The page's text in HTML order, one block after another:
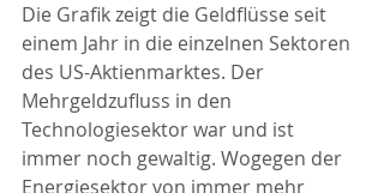
Die Grafik zeigt die Geldflüsse seit
einem Jahr in die einzelnen Sektoren
des US-Aktienmarktes. Der
Mehrgeldzufluss in den
Technologiesektor war und ist
immer noch gewaltig. Wogegen der
Energiesektor von immer mehr